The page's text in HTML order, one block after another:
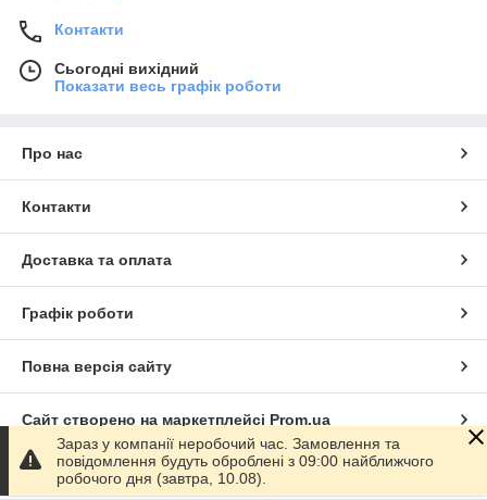
Контакти
Сьогодні вихідний
Показати весь графік роботи
Про нас
Контакти
Доставка та оплата
Графік роботи
Повна версія сайту
Сайт створено на маркетплейсі Prom.ua
Політика конфіденційності
Зараз у компанії неробочий час. Замовлення та
повідомлення будуть оброблені з 09:00 найближчого
робочого дня (завтра, 10.08).